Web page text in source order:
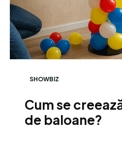
SHOWBIZ
Cum se
de baloane?